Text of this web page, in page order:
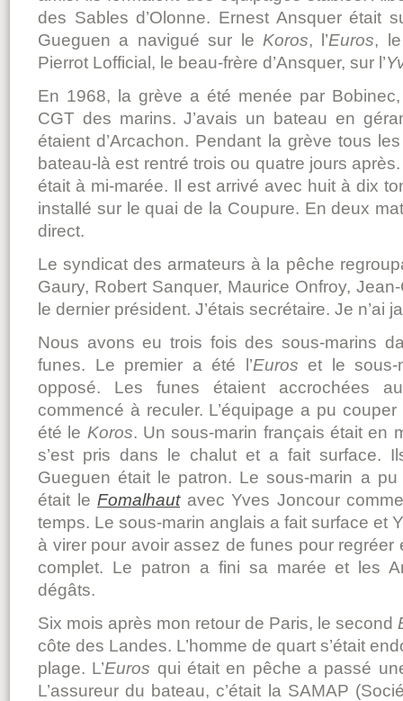
des Sables d’Olonne. Ernest Ansquer était
Gueguen a navigué sur le Koros, l’Euros,
Pierrot Lofficial, le beau-frère d’Ansquer, sur l’
En 1968, la grève a été menée par
CGT des marins. J’avais un bateau en
étaient d’Arcachon. Pendant la grève tous
bateau-là est rentré trois ou quatre jours après.
était à mi-marée. Il est arrivé avec huit à dix
installé sur le quai de la Coupure. En deux
direct.
Le syndicat des armateurs à la pêche
Gaury, Robert Sanquer, Maurice Onfroy,
le dernier président. J’étais secrétaire. Je n’ai
Nous avons eu trois fois des sous-marins
funes. Le premier a été l’Euros et le sous-
opposé. Les funes étaient accrochées
commencé à reculer. L’équipage a pu
été le Koros. Un sous-marin français était en
s’est pris dans le chalut et a fait surface.
Gueguen était le patron. Le sous-marin a
était le Fomalhautavec Yves Joncour
temps. Le sous-marin anglais a fait surface et
à virer pour avoir assez de funes pour regréer
complet. Le patron a fini sa marée et les
dégâts.
Six mois après mon retour de Paris, le second
côte des Landes. L’homme de quart s’était
plage. L’Euros qui était en pêche a passé
L’assureur du bateau, c’était la SAMAP